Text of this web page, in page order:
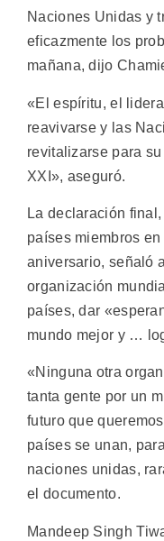
Naciones Unidas y
eficazmente los
mañana, dijo
«El espíritu, el
reavivarse y las
revitalizarse para
XXI», aseguró.
La declaración
países miembros
aniversario, señaló
organización
países, dar
mundo mejor y …
«Ninguna otra
tanta gente por un
futuro que
países se unan,
naciones unidas,
el documento.
Mandeep Singh